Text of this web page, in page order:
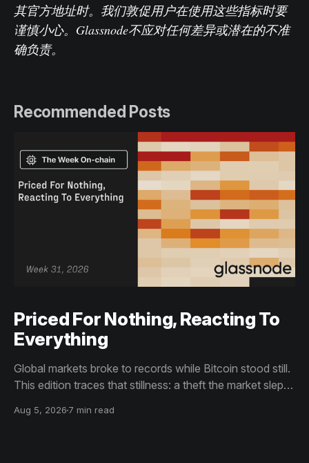
其官方地址时。我们敦促用户在使用这些指标时要
谨慎小心。Glassnode不应对任何差异或潜在的不准
确负责。
Recommended Posts
Priced For Nothing, Reacting To
Everything
Global markets broke to records while Bitcoin stood still.
This edition traces that stillness: a theft the market slept
than capitulation, and an options market priced for
Aug 5, 2026 7 min read